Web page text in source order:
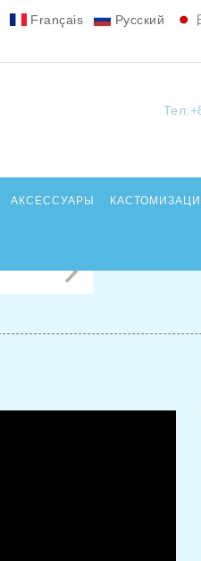
Français Pусский
АКСЕССУАРЫ